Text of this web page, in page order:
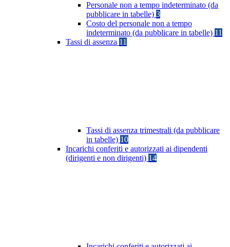
Personale non a tempo indeterminato (da
pubblicare in tabelle) 3
Costo del personale non a tempo
indeterminato (da pubblicare in tabelle) 11
Tassi di assenza 11
Tassi di assenza trimestrali (da pubblicare
in tabelle) 10
Incarichi conferiti e autorizzati ai dipendenti
(dirigenti e non dirigenti) 14